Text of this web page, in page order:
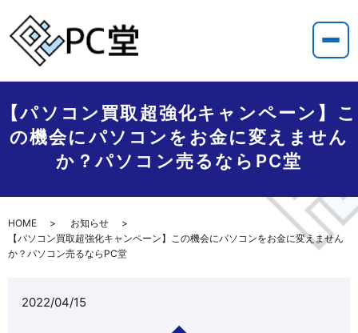
【パソコン買取超強化キャンペーン】こ
の機会にパソコンをお金に変えません
か？パソコン売るならPC堂
HOME
お知らせ
【パソコン買取超強化キャンペーン】この機会にパソコンをお金に変えません
か？パソコン売るならPC堂
2022/04/15